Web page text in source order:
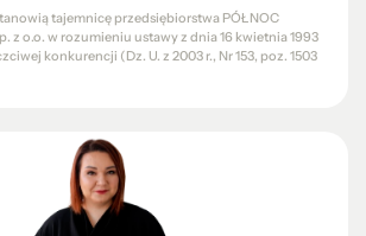
tajemnicę przedsiębiorstwa PÓŁNOC
z o.o. w rozumieniu ustawy z dnia 16 kwietnia 1993
konkurencji (Dz. U. z 2003 r., Nr 153, poz. 1503